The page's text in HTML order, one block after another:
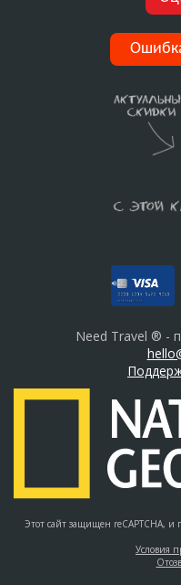
Need Travel ® -
Этот сайт защищен reCAPTCHA, и
Условия